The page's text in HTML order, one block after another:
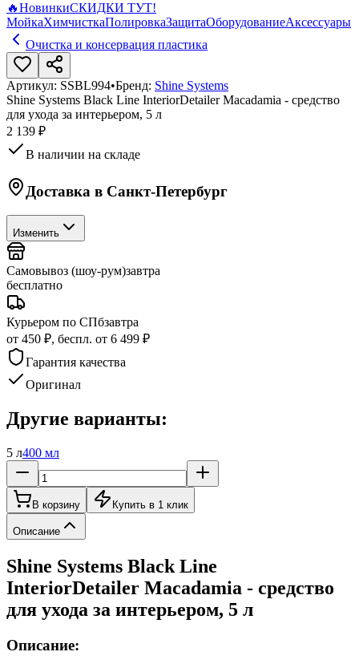
🔥НовинкиСКИДКИ ТУТ!
МойкаХимчисткаПолировкаЗащитаОборудованиеАксессуары
Очистка и консервация пластика
Артикул: SSBL994•Бренд: Shine Systems
Shine Systems Black Line InteriorDetailer Macadamia - средство
для ухода за интерьером, 5 л
2 139 ₽
В наличии на складе
Доставка в Санкт-Петербург
Изменить
Самовывоз (шоу-рум)завтра
бесплатно
Курьером по СПбзавтра
от 450 ₽, беспл. от 6 499 ₽
Гарантия качества
Оригинал
Другие варианты:
5 л400 мл
В корзину Купить в 1 клик
Описание
Shine Systems Black Line
InteriorDetailer Macadamia - средство
для ухода за интерьером, 5 л
Описание: